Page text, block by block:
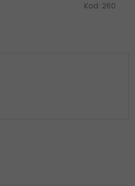
Kod: 260